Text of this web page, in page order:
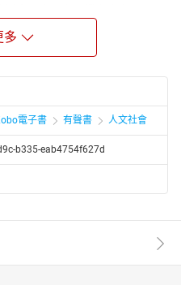
稱富，也以鑑別珠寶為長。
緡，購後歸國。……廣陵（揚
相易；在同一地點，更有以數
以五十萬買珠的，還有以十萬
的胡人大多是波斯人。
融入素重名分的中國社會。
到座末，輪到魏生也出示他的
推舉於座首，一一禮拜。受寵
多
電子書 有聲書 人文社會
b335-eab4754f627d